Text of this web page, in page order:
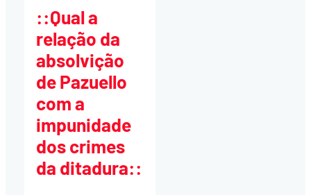
::Qual a
relação da
absolvição
de Pazuello
com a
impunidade
dos crimes
da ditadura::